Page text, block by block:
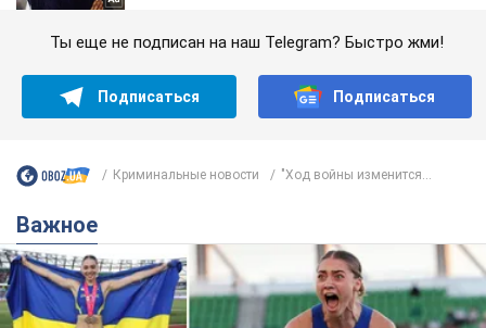
Ты еще не подписан на наш Telegram? Быстро жми!
Подписаться Подписаться
Криминальные новости "Ход войны изменится...
Важное